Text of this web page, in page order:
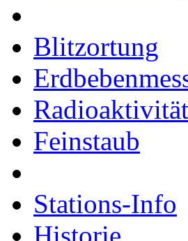
Blitzortung
Radioaktivität
Feinstaub
Stations-Info